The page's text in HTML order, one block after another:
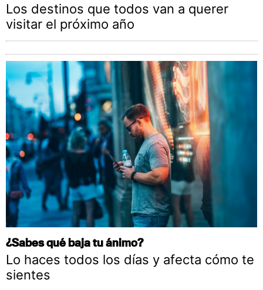
Los destinos que todos van a querer
visitar el próximo año
¿Sabes qué baja tu ánimo?
Lo haces todos los días y afecta cómo te
sientes